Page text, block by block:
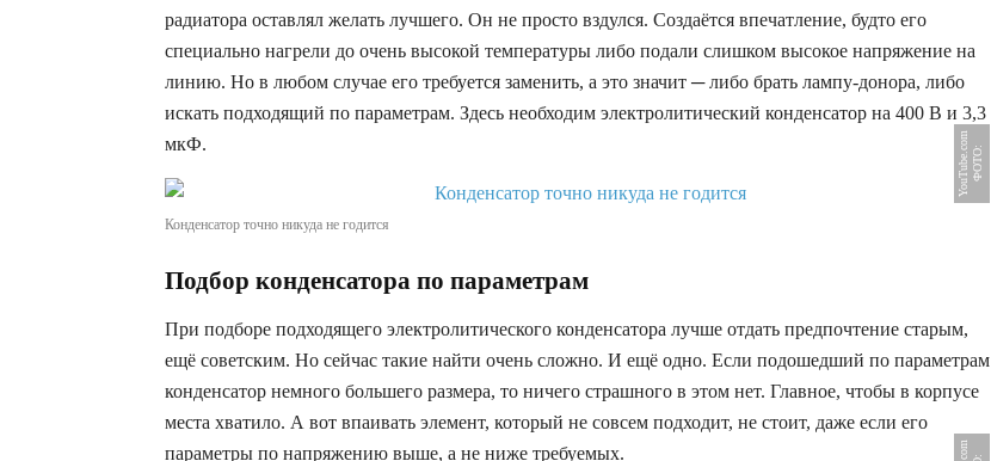
радиатора оставлял желать лучшего. Он не просто вздулся. Создаётся впечатление, будто его
специально нагрели до очень высокой температуры либо подали слишком высокое напряжение на
линию. Но в любом случае его требуется заменить, а это значит ─ либо брать лампу-донора, либо
искать подходящий по параметрам. Здесь необходим электролитический конденсатор на 400 В и 3,3
мкФ.
Ф
О
Т
О
:
Y
o
u
T
u
b
e
.
c
o
m
Конденсатор точно никуда не годится
Подбор конденсатора по параметрам
При подборе подходящего электролитического конденсатора лучше отдать предпочтение старым,
ещё советским. Но сейчас такие найти очень сложно. И ещё одно. Если подошедший по параметрам
конденсатор немного большего размера, то ничего страшного в этом нет. Главное, чтобы в корпусе
места хватило. А вот впаивать элемент, который не совсем подходит, не стоит, даже если его
параметры по напряжению выше, а не ниже требуемых.